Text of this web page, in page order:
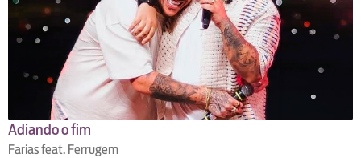
Adiando o fim
Farias feat. Ferrugem